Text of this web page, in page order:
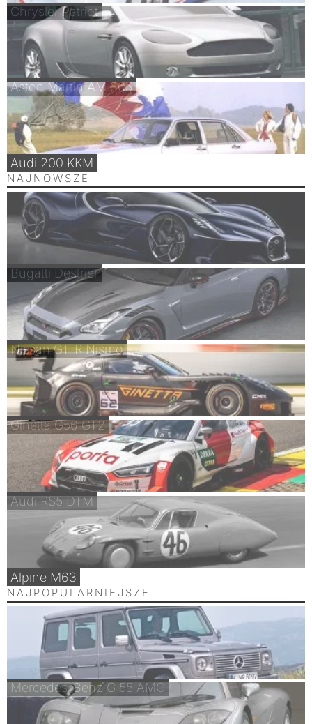
Chrysler Patriot
Aston Martin AM 305
Audi 200 KKM
NAJNOWSZE
Bugatti Destrier
Nissan GT-R Nismo
Ginetta G56 GT2
Audi RS5 DTM
Alpine M63
NAJPOPULARNIEJSZE
Mercedes-Benz G 55 AMG